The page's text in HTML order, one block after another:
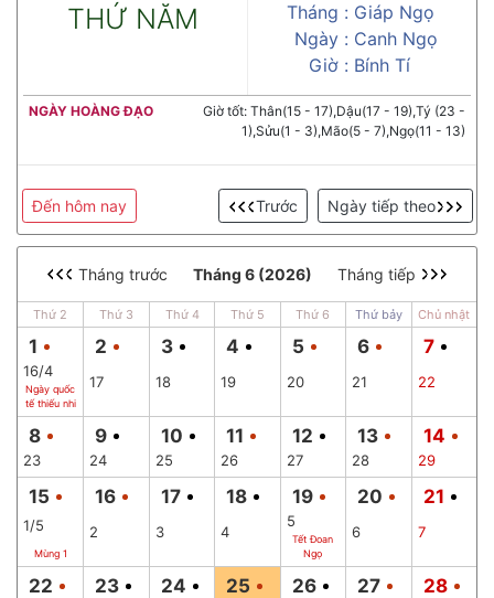
THỨ NĂM Tháng : Giáp Ngọ
Ngày : Canh Ngọ
Giờ : Bính Tí
NGÀY HOÀNG ĐẠO
Giờ tốt: Thân(15 - 17),Dậu(17 - 19),Tý (23 -
1),Sửu(1 - 3),Mão(5 - 7),Ngọ(11 - 13)
Đến hôm nay Ngày tiếp theo
Trước
Tháng trước Tháng 6 (2026) Tháng tiếp
Thứ 2 Thứ 3 Thứ 4 Thứ 5 Thứ 6 Thứ bảy Chủ nhật
1
16/4
Ngày quốc
tế thiếu nhi
2
17
3
18
4
19
5
20
6
21
7
22
8
23
9
24
10
25
11
26
12
27
13
28
14
29
15
1/5
Mùng 1
16
2
17
3
18
4
19
5
Tết Đoan
Ngọ
20
6
21
7
22 23 24 25 26 27 28